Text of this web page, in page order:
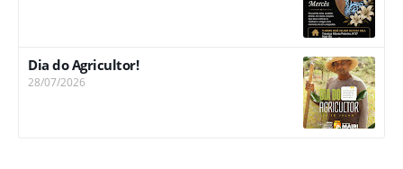
Dia do Agricultor!
28/07/2026